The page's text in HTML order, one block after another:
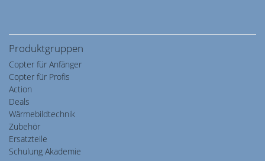
Produktgruppen
Copter für Anfänger
Copter für Profis
Action
Deals
Wärmebildtechnik
Zubehör
Ersatzteile
Schulung Akademie